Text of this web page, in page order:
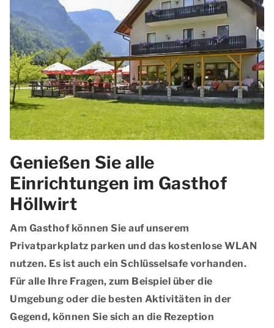
Genießen Sie alle
Einrichtungen im Gasthof
Höllwirt
Am Gasthof können Sie auf unserem
Privatparkplatz parken und das kostenlose WLAN
nutzen. Es ist auch ein Schlüsselsafe vorhanden.
Für alle Ihre Fragen, zum Beispiel über die
Umgebung oder die besten Aktivitäten in der
Gegend, können Sie sich an die Rezeption